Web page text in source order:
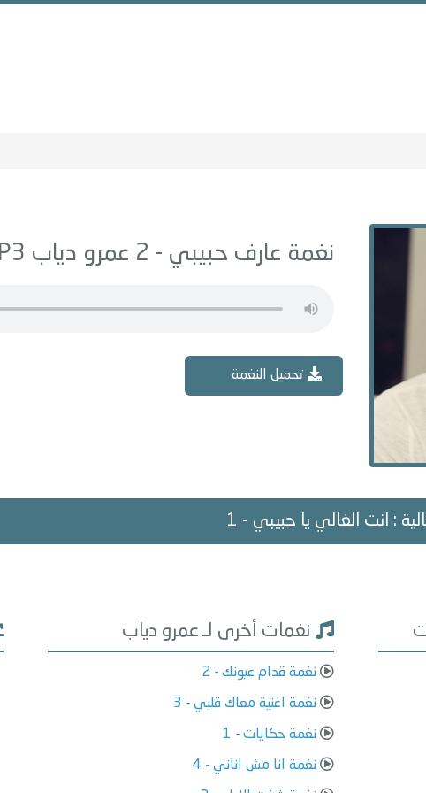
نغمة عارف حبيبي - 2 عمرو دياب MP3
تحميل النغمة
: انت الغالي يا حبيبي - 1
نغمات أخرى لـ عمرو دياب
نغمة قدام عيونك - 2
نغمة اغنية معاك قلبي - 3
نغمة حكايات - 1
نغمة انا مش اناني - 4